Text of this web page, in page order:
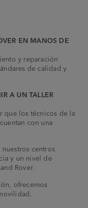
EN MANOS DE
y reparación
de calidad y
A UN TALLER
que los técnicos de la
con una
centros
y un nivel de
Rover.
ofrecemos